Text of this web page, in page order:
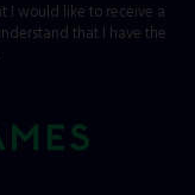
I would like to receive a
that I have the